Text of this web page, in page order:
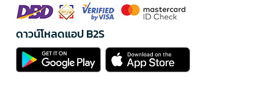
ดาวน์โหลดแอป B2S